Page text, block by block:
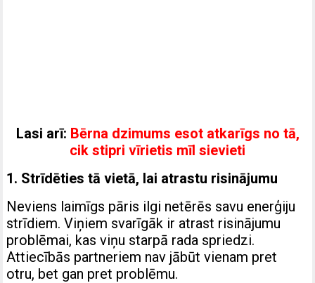
Lasi arī: Bērna dzimums esot atkarīgs no tā,
cik stipri vīrietis mīl sievieti
1. Strīdēties tā vietā, lai atrastu risinājumu
Neviens laimīgs pāris ilgi netērēs savu enerģiju
strīdiem. Viņiem svarīgāk ir atrast risinājumu
problēmai, kas viņu starpā rada spriedzi.
Attiecībās partneriem nav jābūt vienam pret
otru, bet gan pret problēmu.